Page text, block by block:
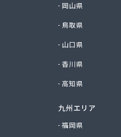
岡山県
鳥取県
山口県
香川県
高知県
九州エリア
福岡県